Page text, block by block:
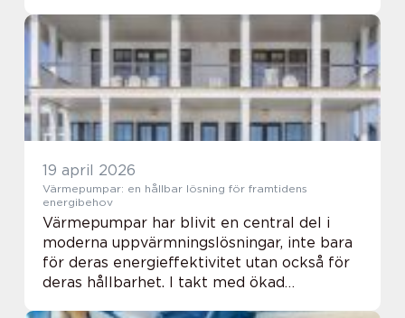
19 april 2026
Värmepumpar: en hållbar lösning för framtidens
energibehov
Värmepumpar har blivit en central del i
moderna uppvärmningslösningar, inte bara
för deras energieffektivitet utan också för
deras hållbarhet. I takt med ökad